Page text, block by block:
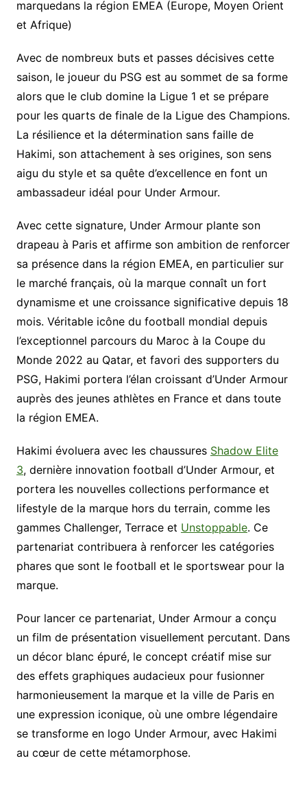
marquedans la région EMEA (Europe, Moyen Orient
et Afrique)
Avec de nombreux buts et passes décisives cette
saison, le joueur du PSG est au sommet de sa forme
alors que le club domine la Ligue 1 et se prépare
pour les quarts de finale de la Ligue des Champions.
La résilience et la détermination sans faille de
Hakimi, son attachement à ses origines, son sens
aigu du style et sa quête d’excellence en font un
ambassadeur idéal pour Under Armour.
Avec cette signature, Under Armour plante son
drapeau à Paris et affirme son ambition de renforcer
sa présence dans la région EMEA, en particulier sur
le marché français, où la marque connaît un fort
dynamisme et une croissance significative depuis 18
mois. Véritable icône du football mondial depuis
l’exceptionnel parcours du Maroc à la Coupe du
Monde 2022 au Qatar, et favori des supporters du
PSG, Hakimi portera l’élan croissant d’Under Armour
auprès des jeunes athlètes en France et dans toute
la région EMEA.
Hakimi évoluera avec les chaussures Shadow Elite
3, dernière innovation football d’Under Armour, et
portera les nouvelles collections performance et
lifestyle de la marque hors du terrain, comme les
gammes Challenger, Terrace et Unstoppable. Ce
partenariat contribuera à renforcer les catégories
phares que sont le football et le sportswear pour la
marque.
Pour lancer ce partenariat, Under Armour a conçu
un film de présentation visuellement percutant. Dans
un décor blanc épuré, le concept créatif mise sur
des effets graphiques audacieux pour fusionner
harmonieusement la marque et la ville de Paris en
une expression iconique, où une ombre légendaire
se transforme en logo Under Armour, avec Hakimi
au cœur de cette métamorphose.